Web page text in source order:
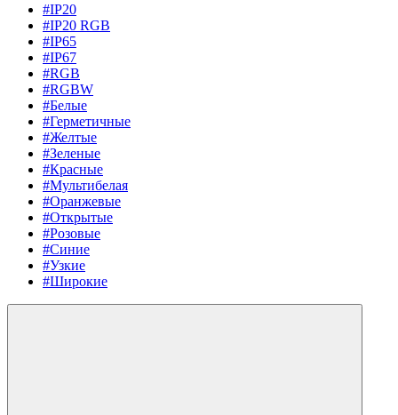
#IP20
#IP20 RGB
#IP65
#IP67
#RGB
#RGBW
#Белые
#Герметичные
#Желтые
#Зеленые
#Красные
#Мультибелая
#Оранжевые
#Открытые
#Розовые
#Синие
#Узкие
#Широкие